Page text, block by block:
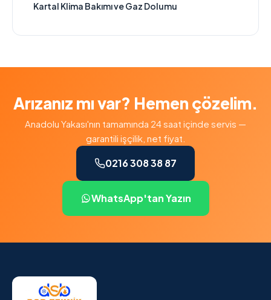
Kartal Klima Bakımı ve Gaz Dolumu
Arızanız mı var? Hemen çözelim.
Anadolu Yakası'nın tamamında 24 saat içinde servis —
garantili işçilik, net fiyat.
0216 308 38 87
WhatsApp'tan Yazın